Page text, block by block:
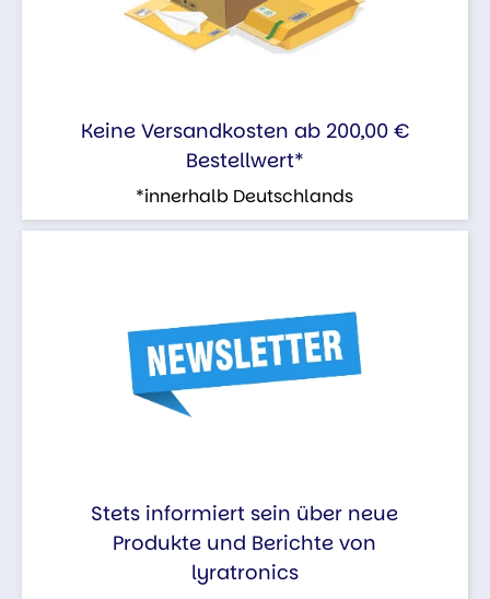
Keine Versandkosten ab 200,00 €
Bestellwert*
*innerhalb Deutschlands
Stets informiert sein über neue
Produkte und Berichte von
lyratronics